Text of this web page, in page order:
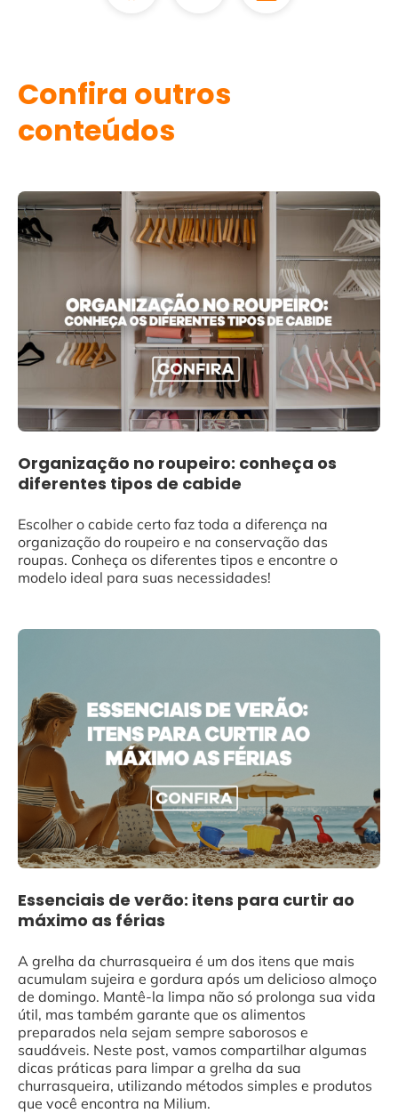
Confira outros
conteúdos
Organização no roupeiro: conheça os
diferentes tipos de cabide
Escolher o cabide certo faz toda a diferença na
organização do roupeiro e na conservação das
roupas. Conheça os diferentes tipos e encontre o
modelo ideal para suas necessidades!
Essenciais de verão: itens para curtir ao
máximo as férias
A grelha da churrasqueira é um dos itens que mais
acumulam sujeira e gordura após um delicioso almoço
de domingo. Mantê-la limpa não só prolonga sua vida
útil, mas também garante que os alimentos
preparados nela sejam sempre saborosos e
saudáveis. Neste post, vamos compartilhar algumas
dicas práticas para limpar a grelha da sua
churrasqueira, utilizando métodos simples e produtos
que você encontra na Milium.